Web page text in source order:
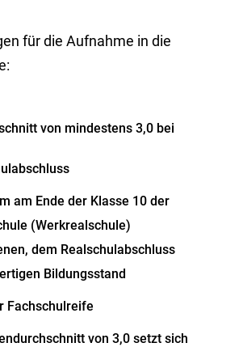
für die Aufnahme in die
von mindestens 3,0 bei
am Ende der Klasse 10 der
(Werkrealschule)
dem Realschulabschluss
Bildungsstand
Fachschulreife
von 3,0 setzt sich